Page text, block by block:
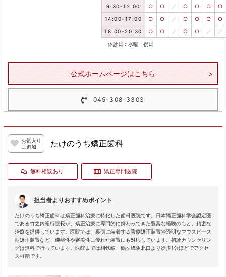
9:30-12:00 ○ ○ ／ ○ ○ ○ ○
14:00-17:00 ○ ○ ／ ○ ○ ○ ○
18:00-20:30 ○ ○ ／ ○ ○ ／ ／
休診日：水曜・祝日
公式ホームページはこちら
045-308-3303
お気入り
に追加
たけのうち矯正歯科
無料相談あり 矯正専門医院
担当者よりおすすめポイント
たけのうち矯正歯科は矯正歯科治療に特化した歯科医院です。日本矯正歯科学会認定医
である竹之内裕行院長が、矯正治療に専門的に携わってきた豊富な経験のもと、精密な
治療を提供しています。医院では、裏側に装着する舌側矯正装置や透明なマウスピース
型矯正装置など、機能性や審美性に優れた装置にも対応しています。初診カウンセリン
グは無料で行っています。医院までは相鉄線 鶴ヶ峰駅北口より徒歩1分ほどでアクセ
ス可能です。